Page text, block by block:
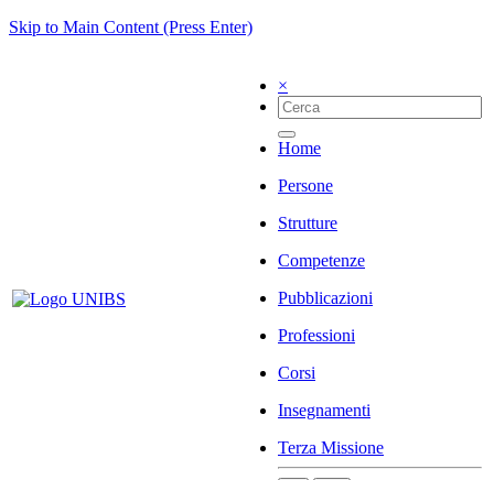
Skip to Main Content (Press Enter)
×
Home
Persone
Strutture
Competenze
Pubblicazioni
Professioni
Corsi
Insegnamenti
Terza Missione